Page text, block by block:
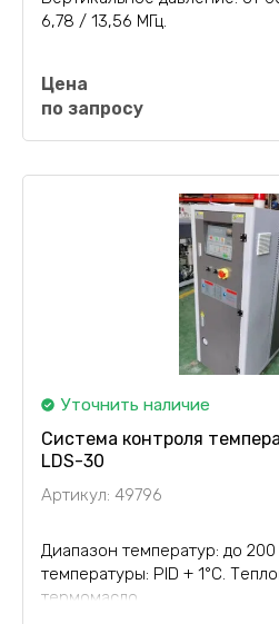
6,78 / 13,56 МГц.
3-сторонний пресс для
GJQW
с равномерным
токами для ускорения
для производства как...
Цена
по запросу
Уточнить наличие
Система контроля
LDS-30
Артикул: 49796
Диапазон температур: до 200
температуры: PID + 1°С.
термомасло.